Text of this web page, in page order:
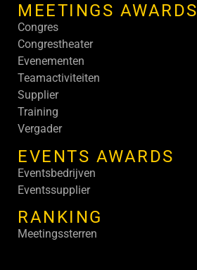
MEETINGS AWARDS
Congres
Congrestheater
Evenementen
Teamactiviteiten
Supplier
Training
Vergader
EVENTS AWARDS
Eventsbedrijven
Eventssupplier
RANKING
Meetingssterren